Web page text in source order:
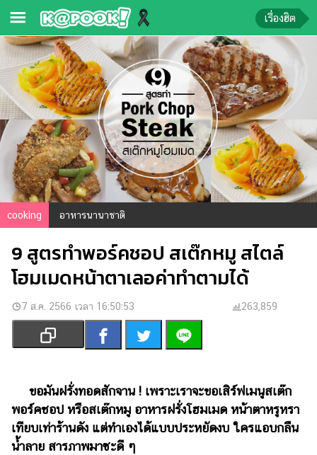
ข่าว-
ความ
รู้
ข่าว
ข่าว
บันเทิง
ตรวจ
หวย
ผล
บอล
สด
การ
เงิน
การ
บันเทิง
รูปภาพ
เรื่องฮิต
cooking อาหารนานาชาติ
9 สูตรทำพอร์คชอป สเต๊กหมู สไตล์
โฮมเมดหน้าตาเลอค่าทำตามได้
7 ส.ค. 2566 เวลา 16:50:53 263,859
ขอมันฝรั่งทอดสักจาน ! เพราะเราจะขอเสิร์ฟเมนูสเต๊ก
พอร์คชอป หรือสเต๊กหมู อาหารฝรั่งโฮมเมด หน้าตาหรูหรา
เทียบเท่าร้านดัง แต่ทำเองได้แบบประหยัดงบ ใครแอบกลืน
น้ำลาย สารภาพมาซะดี ๆ